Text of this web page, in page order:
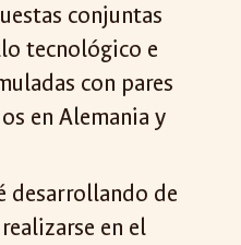
conjuntas
tecnológico e
con pares
en Alemania y
desarrollando de
en el